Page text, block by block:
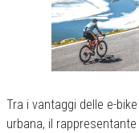
Tra i vantaggi delle e-
urbana, il